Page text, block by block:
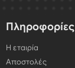
Πληροφορίες
Η εταιρία
Αποστολές